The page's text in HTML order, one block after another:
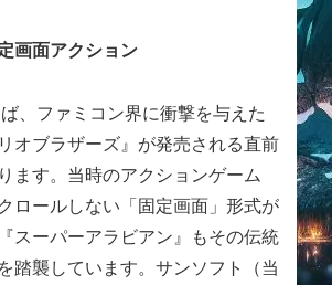
画面アクション
、ファミコン界に衝撃を与えた
オブラザーズ』が発売される直前
ます。当時のアクションゲーム
ロールしない「固定画面」形式が
スーパーアラビアン』もその伝統
踏襲しています。サンソフト（当